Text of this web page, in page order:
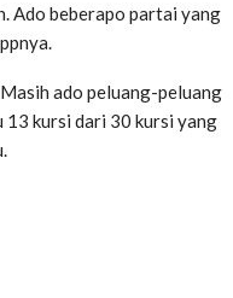
Ado beberapo partai yang
ado peluang-peluang
kursi dari 30 kursi yang